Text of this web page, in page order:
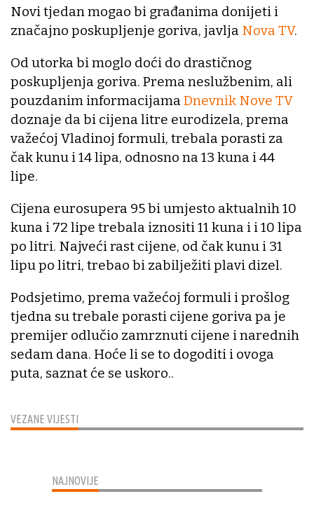
VEZANE VIJESTI
Novi tjedan mogao bi građanima donijeti i
značajno poskupljenje goriva, javlja Nova TV.
Od utorka bi moglo doći do drastičnog
poskupljenja goriva. Prema neslužbenim, ali
pouzdanim informacijama Dnevnik Nove TV
doznaje da bi cijena litre eurodizela, prema
važećoj Vladinoj formuli, trebala porasti za
čak kunu i 14 lipa, odnosno na 13 kuna i 44
lipe.
Cijena eurosupera 95 bi umjesto aktualnih 10
kuna i 72 lipe trebala iznositi 11 kuna i i 10 lipa
po litri. Najveći rast cijene, od čak kunu i 31
lipu po litri, trebao bi zabilježiti plavi dizel.
Podsjetimo, prema važećoj formuli i prošlog
tjedna su trebale porasti cijene goriva pa je
premijer odlučio zamrznuti cijene i narednih
sedam dana. Hoće li se to dogoditi i ovoga
puta, saznat će se uskoro..
NAJNOVIJE